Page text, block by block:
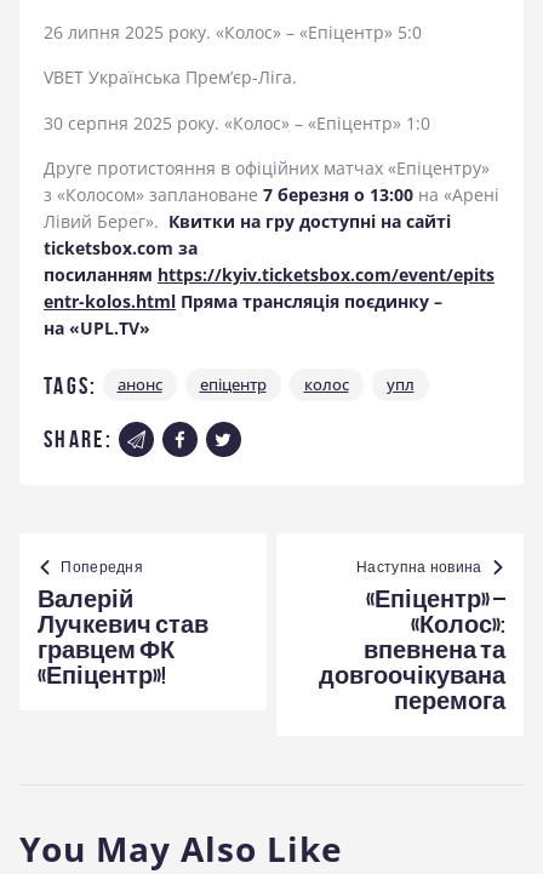
26 липня 2025 року. «Колос» – «Епіцентр» 5:0
VBET Українська Прем’єр-Ліга.
30 серпня 2025 року. «Колос» – «Епіцентр» 1:0
Друге протистояння в офіційних матчах «Епіцентру»
з «Колосом» заплановане 7 березня о 13:00 на «Арені
Лівий Берег». Квитки на гру доступні на сайті
ticketsbox.com за
посиланням https://kyiv.ticketsbox.com/event/epits
entr-kolos.html Пряма трансляція поєдинку –
на «UPL.TV»
Tags: анонс епіцентр колос упл
share:
Навігація
записів
Попередня
Валерій
Лучкевич став
гравцем ФК
«Епіцентр»!
Наступна новина
«Епіцентр» –
«Колос»:
впевнена та
довгоочікувана
перемога
You May Also Like